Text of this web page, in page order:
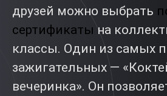
друзей можно выбрать
сертификаты на
классы. Один из самых
зажигательных —
вечеринка». Он